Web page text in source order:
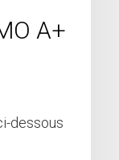
A+
dessous